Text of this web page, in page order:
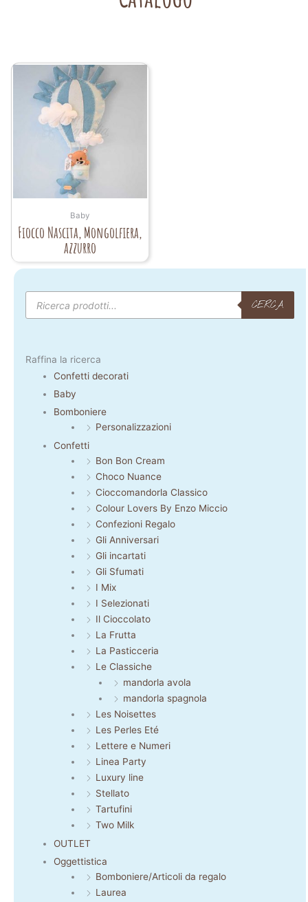
Baby
Fiocco Nascita, Mongolfiera,
azzurro
Products
search
CERCA
Raffina la ricerca
Confetti decorati
Baby
Bomboniere
Personalizzazioni
Confetti
Bon Bon Cream
Choco Nuance
Cioccomandorla Classico
Colour Lovers By Enzo Miccio
Confezioni Regalo
Gli Anniversari
Gli incartati
Gli Sfumati
I Mix
I Selezionati
Il Cioccolato
La Frutta
La Pasticceria
Le Classiche
mandorla avola
mandorla spagnola
Les Noisettes
Les Perles Eté
Lettere e Numeri
Linea Party
Luxury line
Stellato
Tartufini
Two Milk
OUTLET
Oggettistica
Bomboniere/Articoli da regalo
Laurea